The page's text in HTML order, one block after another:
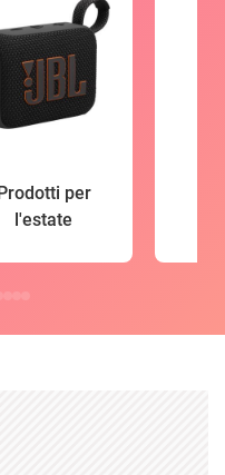
per
l'estate